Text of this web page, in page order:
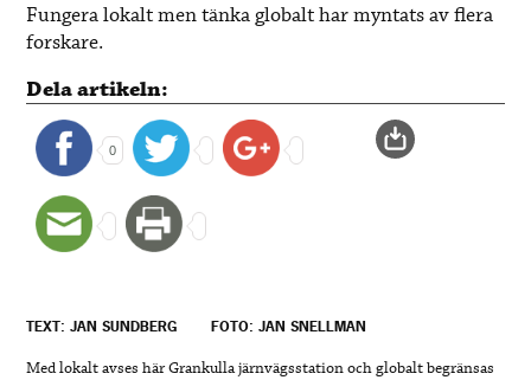
Fungera lokalt men tänka globalt har myntats av flera
forskare.
Dela artikeln:
0
TEXT: JAN SUNDBERG FOTO: JAN SNELLMAN
Med lokalt avses här Grankulla järnvägsstation och globalt begränsas